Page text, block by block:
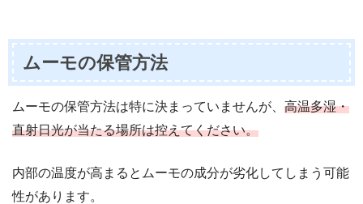
ムーモの保管方法
ムーモの保管方法は特に決まっていませんが、 高温多湿・
直射日光が当たる場所は控えてください。
内部の温度が高まるとムーモの成分が劣化してしまう可能
性があります。